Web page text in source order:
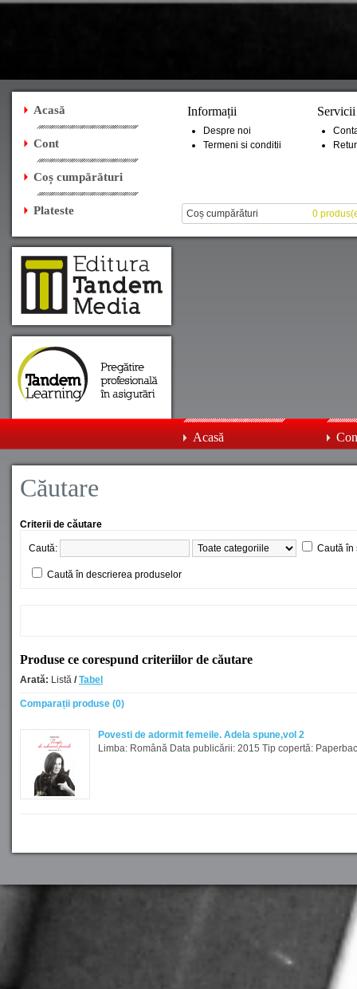
Acasă
Acasă
Cont
Coș cumpărături
Plateste Coș cumpărături 0
Căutare
Criterii de căutare
Caută: Caută în
Caută în descrierea produselor
Produse ce corespund criteriilor de căutare
Arată: Listă / Tabel
Comparații produse (0)
Povesti de adormit femeile. Adela spune,vol 2
Limba: Română Data publicării: 2015 Tip copertă:
Informații
Despre noi
Termeni si conditii